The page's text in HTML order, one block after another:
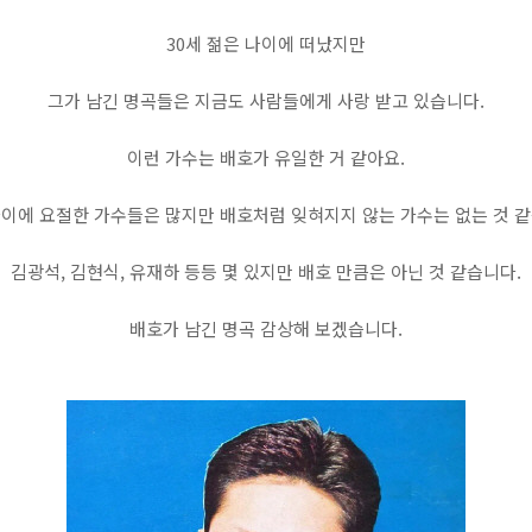
30세 젊은 나이에 떠났지만
그가 남긴 명곡들은 지금도 사람들에게 사랑 받고 있습니다.
이런 가수는 배호가 유일한 거 같아요.
에 요절한 가수들은 많지만 배호처럼 잊혀지지 않는 가수는 없는 것
김광석, 김현식, 유재하 등등 몇 있지만 배호 만큼은 아닌 것 같습니다.
배호가 남긴 명곡 감상해 보겠습니다.